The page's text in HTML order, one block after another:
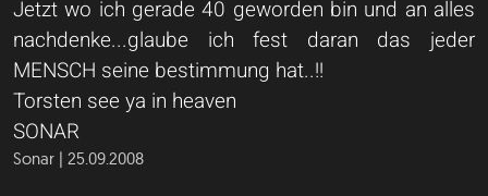
Jetzt wo ich gerade 40 geworden bin und an alles
nachdenke...glaube ich fest daran das jeder
MENSCH seine bestimmung hat..!!
Torsten see ya in heaven
SONAR
Sonar | 25.09.2008